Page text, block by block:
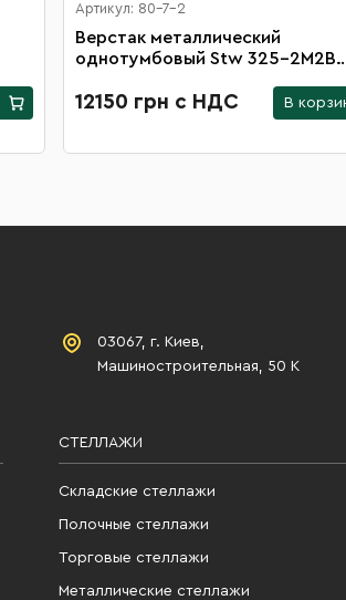
Артикул: 80-7-2
Верстак металлический
однотумбовый Stw 325-2М2B
12150 грн с НДС В
03067, г. Киев,
Машиностроительная, 50 К
СТЕЛЛАЖИ
Складские стеллажи
Полочные стеллажи
Торговые стеллажи
Металлические стеллажи